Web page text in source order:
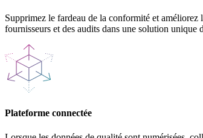
Supprimez le fardeau de la conformité et améliorez
fournisseurs et des audits dans une solution unique
Plateforme connectée